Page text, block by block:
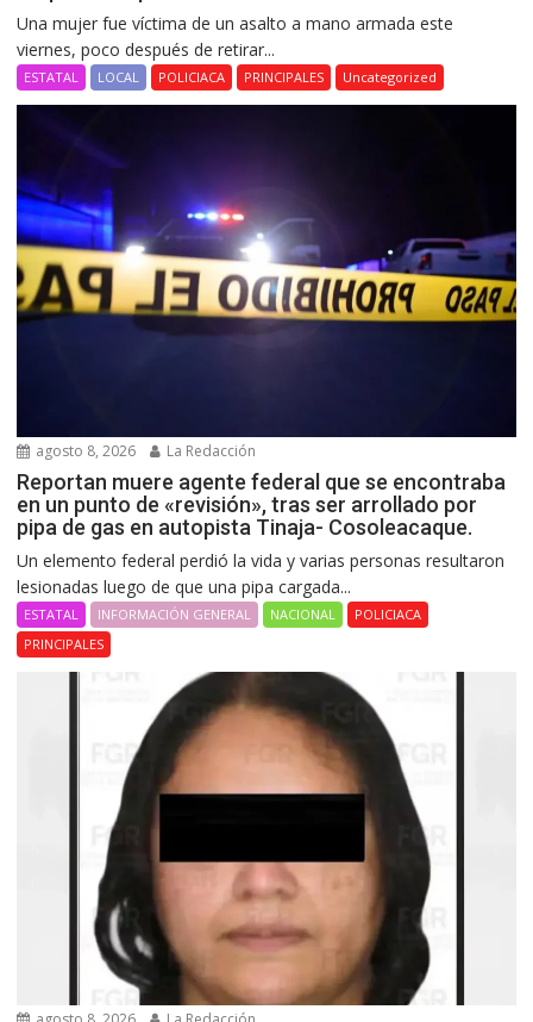
Una mujer fue víctima de un asalto a mano armada este
viernes, poco después de retirar...
ESTATAL LOCAL POLICIACA PRINCIPALES Uncategorized
agosto 8, 2026 La Redacción
Reportan muere agente federal que se encontraba
en un punto de «revisión», tras ser arrollado por
pipa de gas en autopista Tinaja- Cosoleacaque.
Un elemento federal perdió la vida y varias personas resultaron
lesionadas luego de que una pipa cargada...
ESTATAL INFORMACIÓN GENERAL NACIONAL
POLICIACA
PRINCIPALES